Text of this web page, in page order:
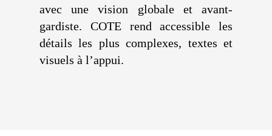
avec une vision globale et avant-
gardiste. COTE rend accessible les
détails les plus complexes, textes et
visuels à l’appui.